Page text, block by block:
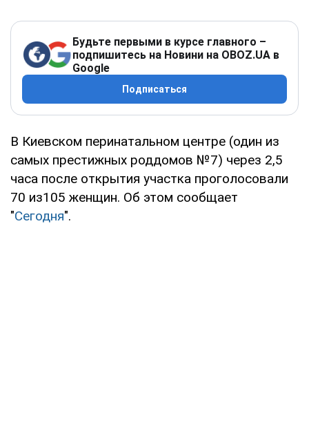
Будьте первыми в курсе главного –
подпишитесь на Новини на OBOZ.UA в
Google
Подписаться
В Киевском перинатальном центре (один из
самых престижных роддомов №7) через 2,5
часа после открытия участка проголосовали
70 из105 женщин. Об этом сообщает
"Сегодня".